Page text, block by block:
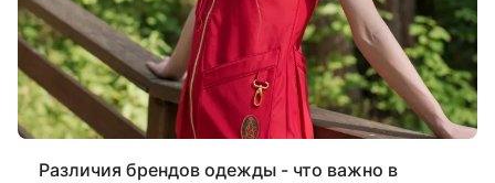
Различия брендов одежды - что важно в